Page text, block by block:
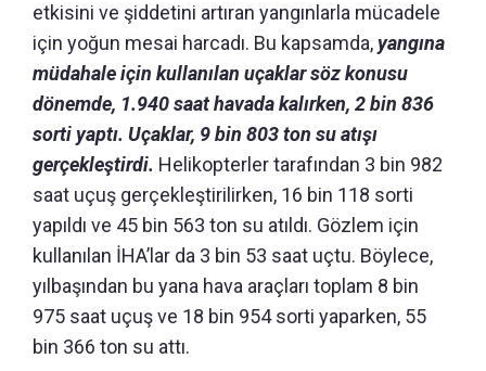
etkisini ve şiddetini artıran yangınlarla mücadele
için yoğun mesai harcadı. Bu kapsamda,yangına
müdahale için kullanılan uçaklar söz konusu
dönemde, 1.940 saat havada kalırken, 2 bin 836
sorti yaptı. Uçaklar, 9 bin 803 ton su atışı
gerçekleştirdi. Helikopterler tarafından 3 bin 982
saat uçuş gerçekleştirilirken, 16 bin 118 sorti
yapıldı ve 45 bin 563 ton su atıldı. Gözlem için
kullanılan İHA’lar da 3 bin 53 saat uçtu. Böylece,
yılbaşından bu yana hava araçları toplam 8 bin
975 saat uçuş ve 18 bin 954 sorti yaparken, 55
bin 366 ton su attı.